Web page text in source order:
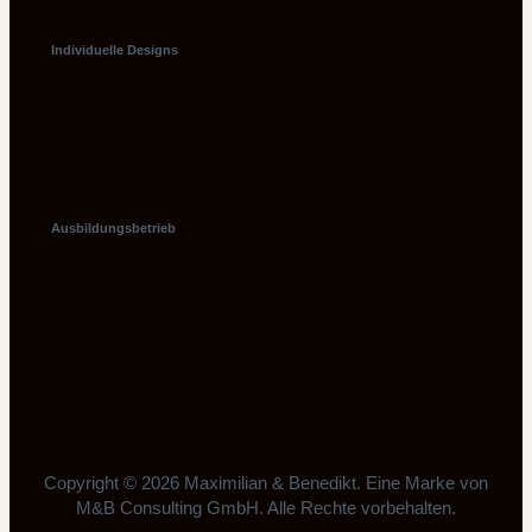
Individuelle Designs
Ausbildungsbetrieb
Copyright © 2026 Maximilian & Benedikt. Eine Marke von
M&B Consulting GmbH. Alle Rechte vorbehalten.